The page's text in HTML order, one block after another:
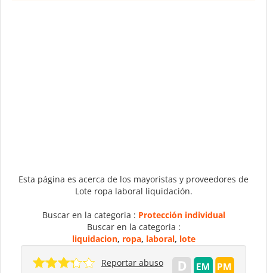
Esta página es acerca de los mayoristas y proveedores de
Lote ropa laboral liquidación.
Buscar en la categoria : Protección individual
Buscar en la categoria :
liquidacion, ropa, laboral, lote
Reportar abuso